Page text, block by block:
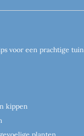
voor een prachtige tuin
kippen